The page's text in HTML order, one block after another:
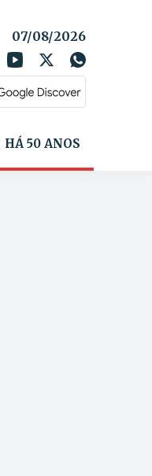
07/08/2026
HÁ 50 ANOS